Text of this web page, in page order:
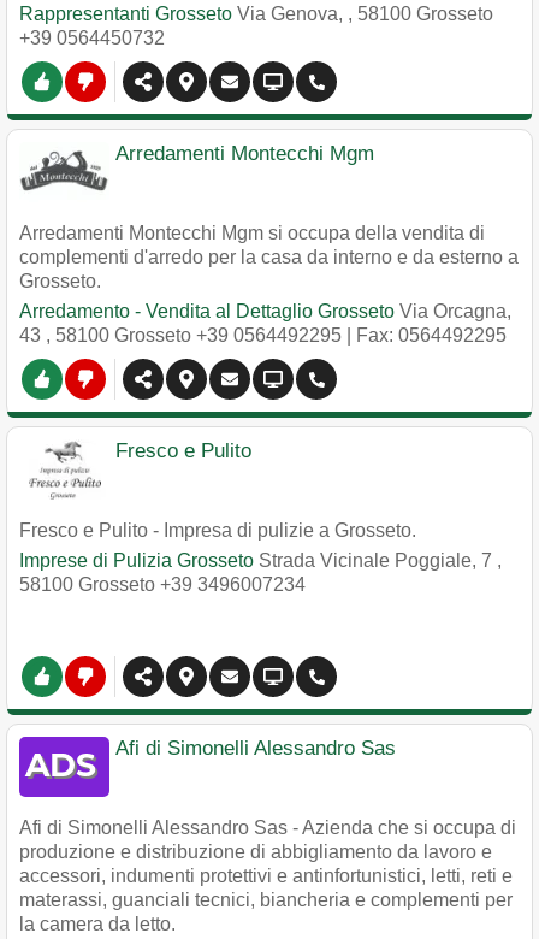
Rappresentanti Grosseto Via Genova, , 58100 Grosseto
+39 0564450732
Arredamenti Montecchi Mgm
Arredamenti Montecchi Mgm si occupa della vendita di
complementi d'arredo per la casa da interno e da esterno a
Grosseto.
Arredamento - Vendita al Dettaglio Grosseto Via Orcagna,
43 , 58100 Grosseto +39 0564492295 | Fax: 0564492295
Fresco e Pulito
Fresco e Pulito - Impresa di pulizie a Grosseto.
Imprese di Pulizia Grosseto Strada Vicinale Poggiale, 7 ,
58100 Grosseto +39 3496007234
Afi di Simonelli Alessandro Sas
Afi di Simonelli Alessandro Sas - Azienda che si occupa di
produzione e distribuzione di abbigliamento da lavoro e
accessori, indumenti protettivi e antinfortunistici, letti, reti e
materassi, guanciali tecnici, biancheria e complementi per
la camera da letto.